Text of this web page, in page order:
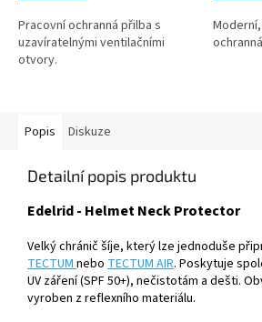
Pracovní ochranná přilba s
uzavíratelnými ventilačními
otvory.
Popis Diskuze
Detailní popis produktu
Edelrid - Helmet Neck Protector
Velký chránič šíje, který lze jednoduše
TECTUM nebo TECTUM AIR. Poskytuje
UV záření (SPF 50+), nečistotám a dešti.
vyroben z reflexního materiálu.